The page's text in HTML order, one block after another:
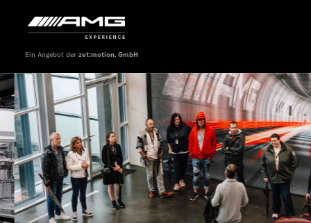
Ein Angebot der zet:motion. GmbH